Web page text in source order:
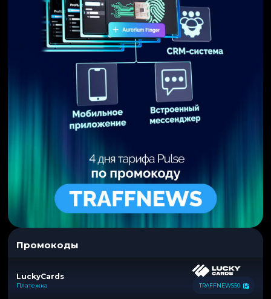
Промокоды
LuckyCards
Платежка TRAFFNEWS50